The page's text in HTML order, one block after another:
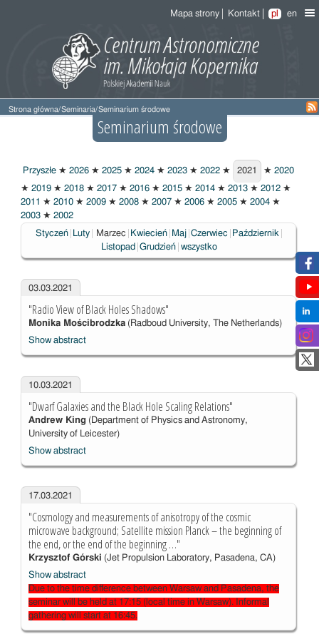
Mapa strony Kontakt pl en
Strona główna/Seminaria/Seminarium środowe
Seminarium środowe
Przyszłe ★ 2026 ★ 2025 ★ 2024 ★ 2023 ★ 2022 ★
2021
2021 ★ 2020
★ 2019 ★ 2018 ★ 2017 ★ 2016 ★ 2015 ★ 2014 ★ 2013 ★ 2012 ★
2011 ★ 2010 ★ 2009 ★ 2008 ★ 2007 ★ 2006 ★ 2005 ★ 2004 ★
2003 ★ 2002
Styczeń
Luty Wybrane
Marzec Kwiecień Maj Czerwiec
Październik
Listopad Grudzień wszystko
03.03.2021
"Radio View of Black Holes Shadows"
Monika Mościbrodzka(Radboud University, The Netherlands)
Show abstract
10.03.2021
"Dwarf Galaxies and the Black Hole Scaling Relations"
Andrew King (Department of Physics and Astronomy,
University of Leicester)
Show abstract
17.03.2021
"Cosmology and measurements of anisotropy of the cosmic
microwave background; Satellite mission Planck – the beginning of
the end, or the end of the beginning …"
Krzysztof Górski (Jet Propulsion Laboratory, Pasadena, CA)
Show abstract
Due to the time difference between Warsaw and Pasadena, the
seminar will be held at 17:15 (local time in Warsaw). Informal
gathering will start at 16:45.